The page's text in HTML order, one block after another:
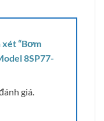
“Bơm
8SP77-
giá.